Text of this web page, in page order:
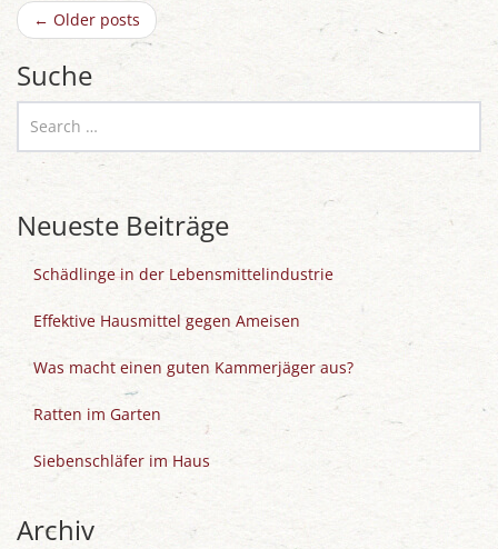
← Older posts
Suche
Neueste Beiträge
Schädlinge in der Lebensmittelindustrie
Effektive Hausmittel gegen Ameisen
Was macht einen guten Kammerjäger aus?
Ratten im Garten
Siebenschläfer im Haus
Archiv